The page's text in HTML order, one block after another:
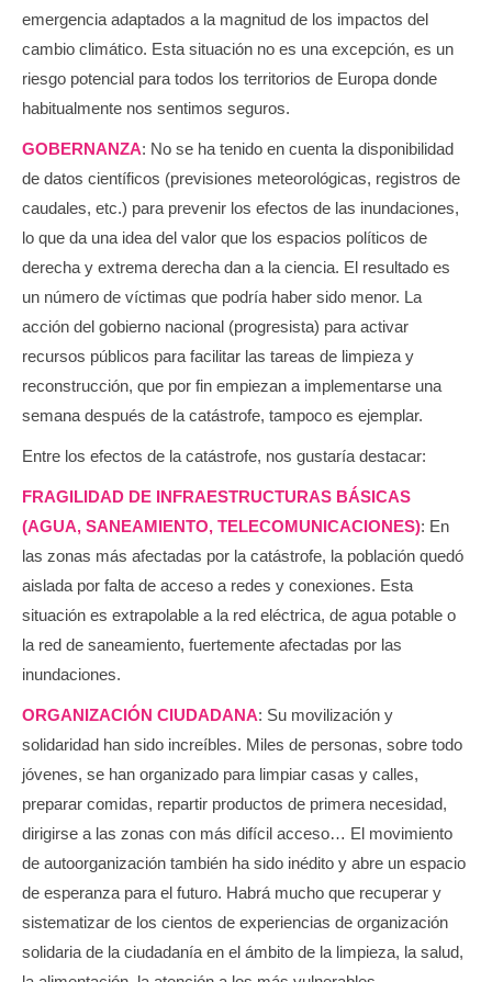
emergencia adaptados a la magnitud de los impactos del
cambio climático. Esta situación no es una excepción, es un
riesgo potencial para todos los territorios de Europa donde
habitualmente nos sentimos seguros.
GOBERNANZA: No se ha tenido en cuenta la disponibilidad
de datos científicos (previsiones meteorológicas, registros de
caudales, etc.) para prevenir los efectos de las inundaciones,
lo que da una idea del valor que los espacios políticos de
derecha y extrema derecha dan a la ciencia. El resultado es
un número de víctimas que podría haber sido menor. La
acción del gobierno nacional (progresista) para activar
recursos públicos para facilitar las tareas de limpieza y
reconstrucción, que por fin empiezan a implementarse una
semana después de la catástrofe, tampoco es ejemplar.
Entre los efectos de la catástrofe, nos gustaría destacar:
FRAGILIDAD DE INFRAESTRUCTURAS BÁSICAS
(AGUA, SANEAMIENTO, TELECOMUNICACIONES): En
las zonas más afectadas por la catástrofe, la población quedó
aislada por falta de acceso a redes y conexiones. Esta
situación es extrapolable a la red eléctrica, de agua potable o
la red de saneamiento, fuertemente afectadas por las
inundaciones.
ORGANIZACIÓN CIUDADANA: Su movilización y
solidaridad han sido increíbles. Miles de personas, sobre todo
jóvenes, se han organizado para limpiar casas y calles,
preparar comidas, repartir productos de primera necesidad,
dirigirse a las zonas con más difícil acceso… El movimiento
de autoorganización también ha sido inédito y abre un espacio
de esperanza para el futuro. Habrá mucho que recuperar y
sistematizar de los cientos de experiencias de organización
solidaria de la ciudadanía en el ámbito de la limpieza, la salud,